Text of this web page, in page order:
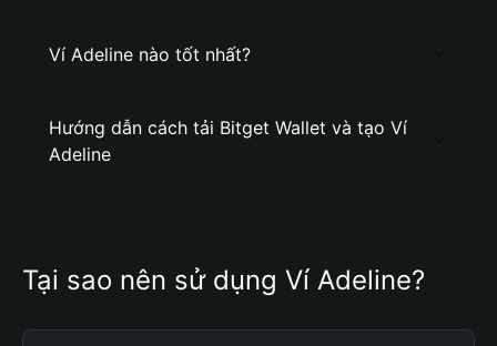
Ví Adeline nào tốt nhất?
Hướng dẫn cách tải Bitget Wallet và tạo Ví
Adeline
Tại sao nên sử dụng Ví Adeline?